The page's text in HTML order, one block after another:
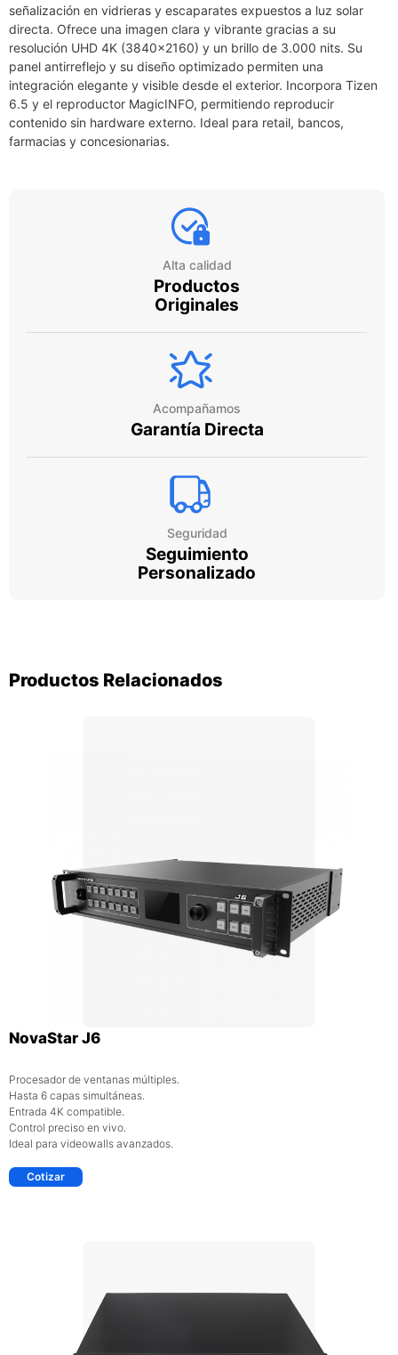
señalización en vidrieras y escaparates expuestos a luz solar
directa. Ofrece una imagen clara y vibrante gracias a su
resolución UHD 4K (3840×2160) y un brillo de 3.000 nits. Su
panel antirreflejo y su diseño optimizado permiten una
integración elegante y visible desde el exterior. Incorpora Tizen
6.5 y el reproductor MagicINFO, permitiendo reproducir
contenido sin hardware externo. Ideal para retail, bancos,
farmacias y concesionarias.
Alta calidad
Productos
Originales
Acompañamos
Garantía Directa
Seguridad
Seguimiento
Personalizado
Productos Relacionados
NovaStar J6
Procesador de ventanas múltiples.
Hasta 6 capas simultáneas.
Entrada 4K compatible.
Control preciso en vivo.
Ideal para videowalls avanzados.
Cotizar